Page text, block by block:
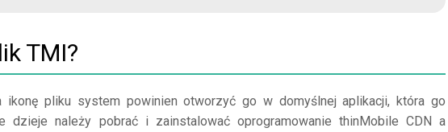
TMI?
ikonę pliku system powinien otworzyć go w domyślnej aplikacji, która go
dzieje należy pobrać i zainstalować oprogramowanie thinMobile CDN a